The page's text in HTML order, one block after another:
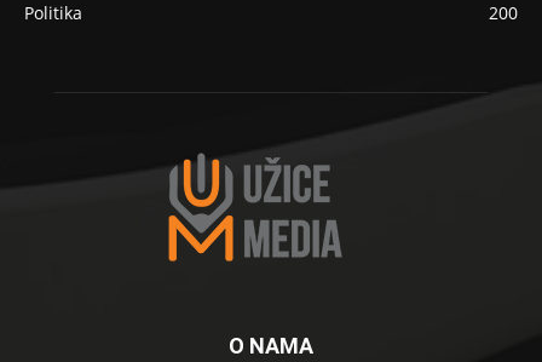
Politika
200
O NAMA